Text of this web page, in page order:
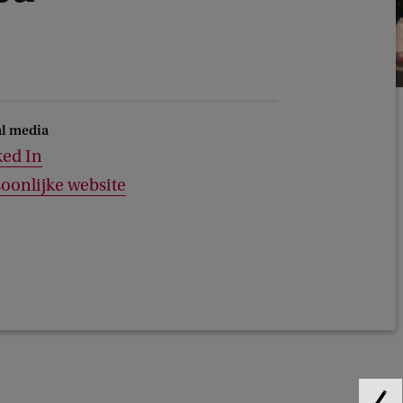
media
In
website